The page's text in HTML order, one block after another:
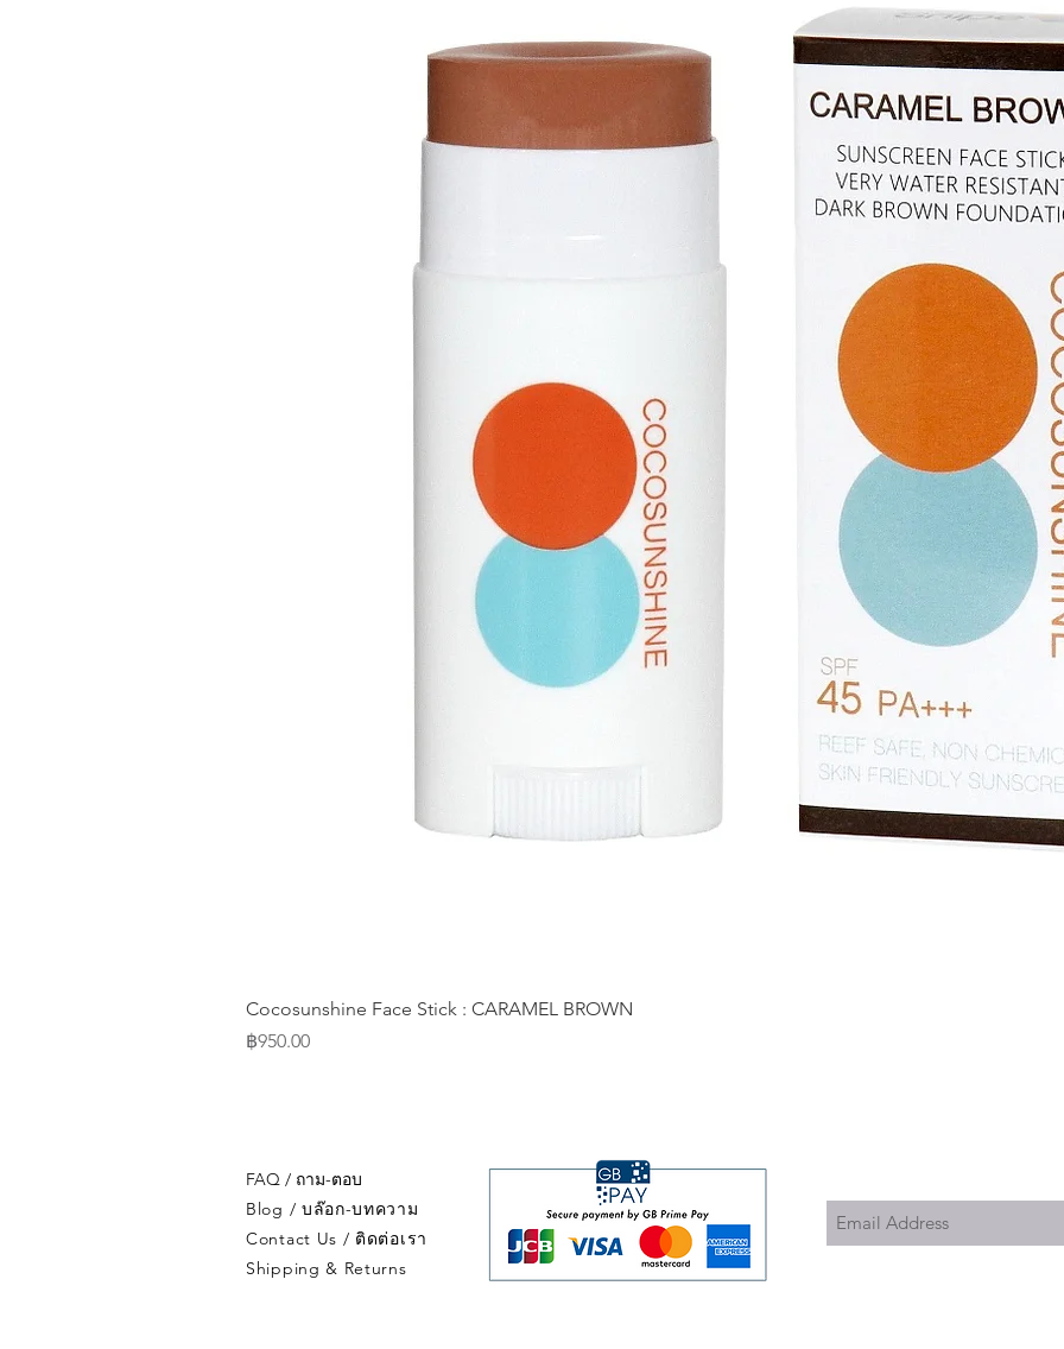
Cocosunshine Face Stick : CARAMEL BROWN
Price
฿950.00
FAQ / ถาม-ตอบ
Blog / บล๊อก-บทความ
Contact Us / ติดต่อเรา
Shipping & Returns